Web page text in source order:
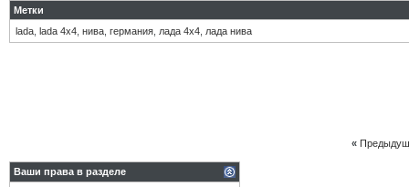
Метки
lada lada 4х4 нива германия лада 4х4 лада нива
«
Ваши права в разделе